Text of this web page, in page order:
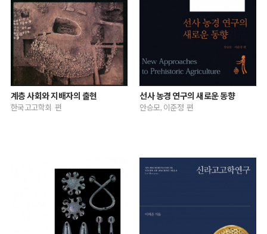
계층 사회와 지배자의 출현
한국고고학회 편
선사 농경 연구의 새로운 동향
안승모, 이준정 편